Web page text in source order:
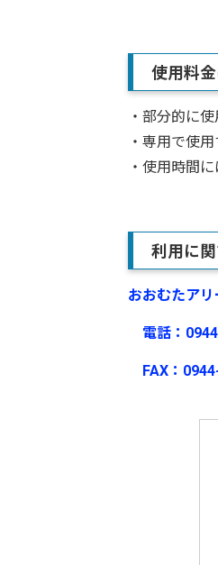
使用料
・部分的に
・専用で使
・使用時間
利用に
おおむたア
電話：
FAX：